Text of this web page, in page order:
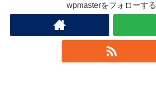
wpmasterをフォローする